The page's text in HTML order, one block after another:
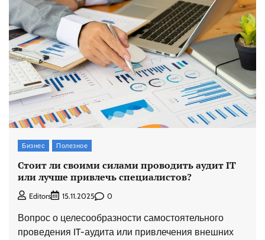
Бизнес Полезное
Стоит ли своими силами проводить аудит IT
или лучше привлечь специалистов?
Editors 15.11.2025 0
Вопрос о целесообразности самостоятельного
проведения IT-аудита или привлечения внешних